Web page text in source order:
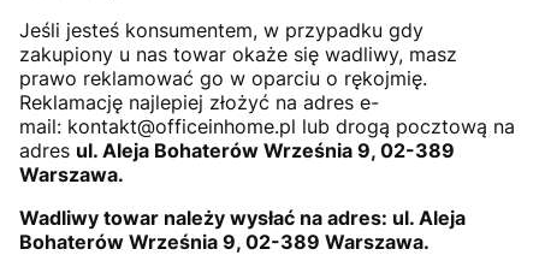
Jeśli jesteś konsumentem, w przypadku gdy
zakupiony u nas towar okaże się wadliwy, masz
prawo reklamować go w oparciu o rękojmię.
Reklamację najlepiej złożyć na adres e-
mail: kontakt@officeinhome.pl lub drogą pocztową na
adres ul. Aleja Bohaterów Września 9, 02-389
Warszawa.
Wadliwy towar należy wysłać na adres: ul. Aleja
Bohaterów Września 9, 02-389 Warszawa.